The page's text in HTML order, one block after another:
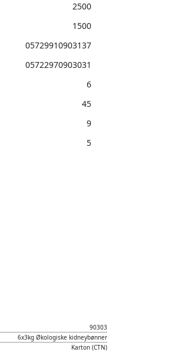
2500
1500
05729910903137
05722970903031
6
45
9
5
90303
6x3kg Økologiske kidneybønner
Karton (CTN)